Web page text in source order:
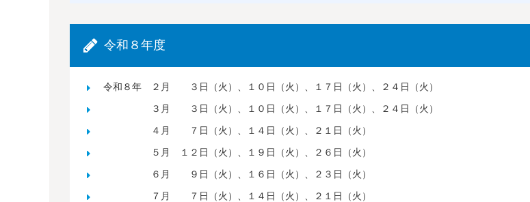
令和８年度
令和８年 ２月 ３日（火）、１０日（火）、１７日（火）、２４日（火）
３月 ３日（火）、１０日（火）、１７日（火）、２４日（火）
４月 ７日（火）、１４日（火）、２１日（火）
５月 １２日（火）、１９日（火）、２６日（火）
６月 ９日（火）、１６日（火）、２３日（火）
７月 ７日（火）、１４日（火）、２１日（火）